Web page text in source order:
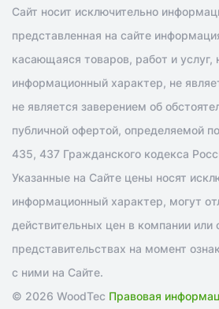
Сайт носит исключительно
представленная на сайте
касающаяся товаров, работ и услуг,
информационный характер, не
не является заверением об
публичной офертой, определяемой
435, 437 Гражданского кодекса
Указанные на Сайте цены носят
информационный характер, могут
действительных цен в компании
представительствах на момент
с ними на Сайте.
© 2026 WoodTec Правовая